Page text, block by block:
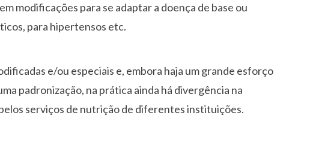
modificações para se adaptar a doença de base ou
para hipertensos etc.
e/ou especiais e, embora haja um grande esforço
padronização, na prática ainda há divergência na
serviços de nutrição de diferentes instituições.